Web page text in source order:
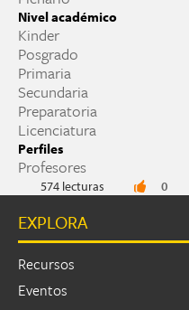
Nivel académico
Kinder
Posgrado
Primaria
Secundaria
Preparatoria
Licenciatura
Perfiles
Profesores
574 lecturas 0
EXPLORA
Recursos
Eventos